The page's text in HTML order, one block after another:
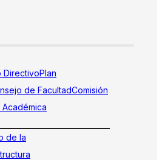
DirectivoPlan
de FacultadComisión
de la